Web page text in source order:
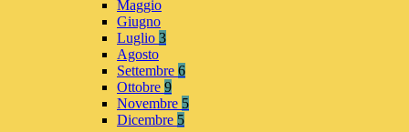
Maggio
Giugno
Luglio 3
Agosto
Settembre 6
Ottobre 9
Novembre 5
Dicembre 5